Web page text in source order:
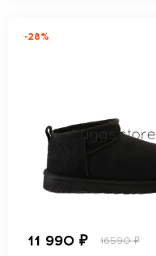
-28%
11 990 ₽ 16590 ₽